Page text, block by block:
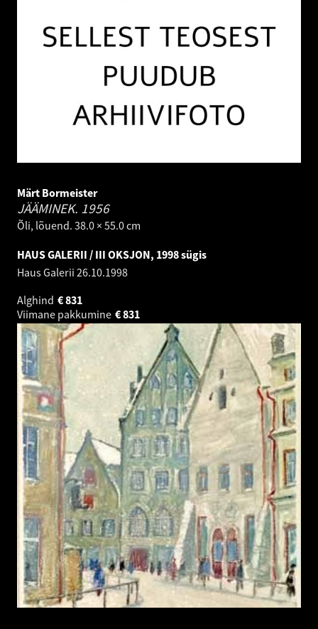
Märt Bormeister
JÄÄMINEK. 1956
Õli, lõuend. 38.0 × 55.0 cm
HAUS GALERII / III OKSJON, 1998 sügis
Haus Galerii 26.10.1998
Alghind
831
€
Viimane pakkumine
831
€